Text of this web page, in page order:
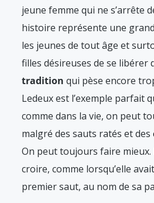
jeune femme qui ne s’arrête
histoire représente une
les jeunes de tout âge et
filles désireuses de se libérer
tradition qui pèse encore
Ledeux est l’exemple parfait
comme dans la vie, on peut
malgré des sauts ratés et des
On peut toujours faire mieux.
croire, comme lorsqu’elle
premier saut, au nom de sa